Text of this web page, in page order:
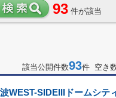
93 件が該当
該当公開件数93件 空き
WEST-SIDEIIIドームシテ